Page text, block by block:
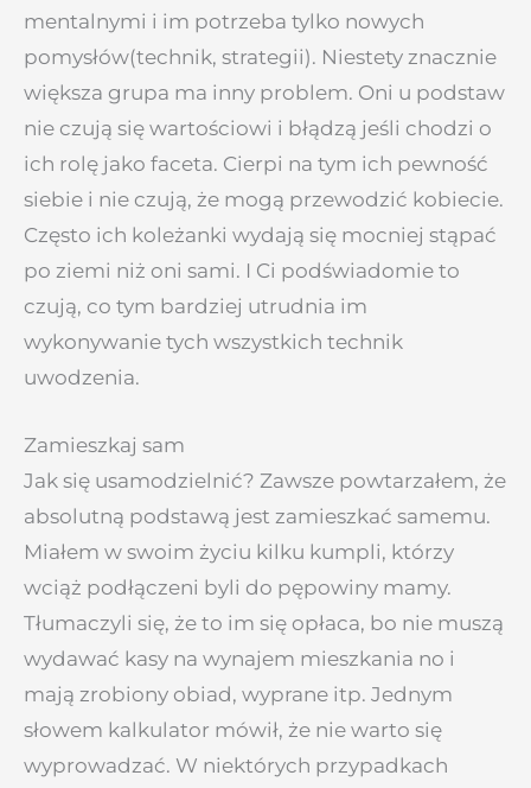
mentalnymi i im potrzeba tylko nowych
pomysłów(technik, strategii). Niestety znacznie
większa grupa ma inny problem. Oni u podstaw
nie czują się wartościowi i błądzą jeśli chodzi o
ich rolę jako faceta. Cierpi na tym ich pewność
siebie i nie czują, że mogą przewodzić kobiecie.
Często ich koleżanki wydają się mocniej stąpać
po ziemi niż oni sami. I Ci podświadomie to
czują, co tym bardziej utrudnia im
wykonywanie tych wszystkich technik
uwodzenia.
Zamieszkaj sam
Jak się usamodzielnić? Zawsze powtarzałem, że
absolutną podstawą jest zamieszkać samemu.
Miałem w swoim życiu kilku kumpli, którzy
wciąż podłączeni byli do pępowiny mamy.
Tłumaczyli się, że to im się opłaca, bo nie muszą
wydawać kasy na wynajem mieszkania no i
mają zrobiony obiad, wyprane itp. Jednym
słowem kalkulator mówił, że nie warto się
wyprowadzać. W niektórych przypadkach